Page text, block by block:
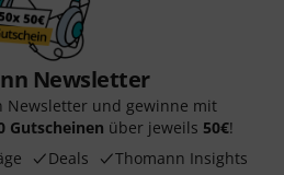
Newsletter
Newsletter und gewinne mit
Gutscheinen über jeweils 50€!
Deals Thomann Insights